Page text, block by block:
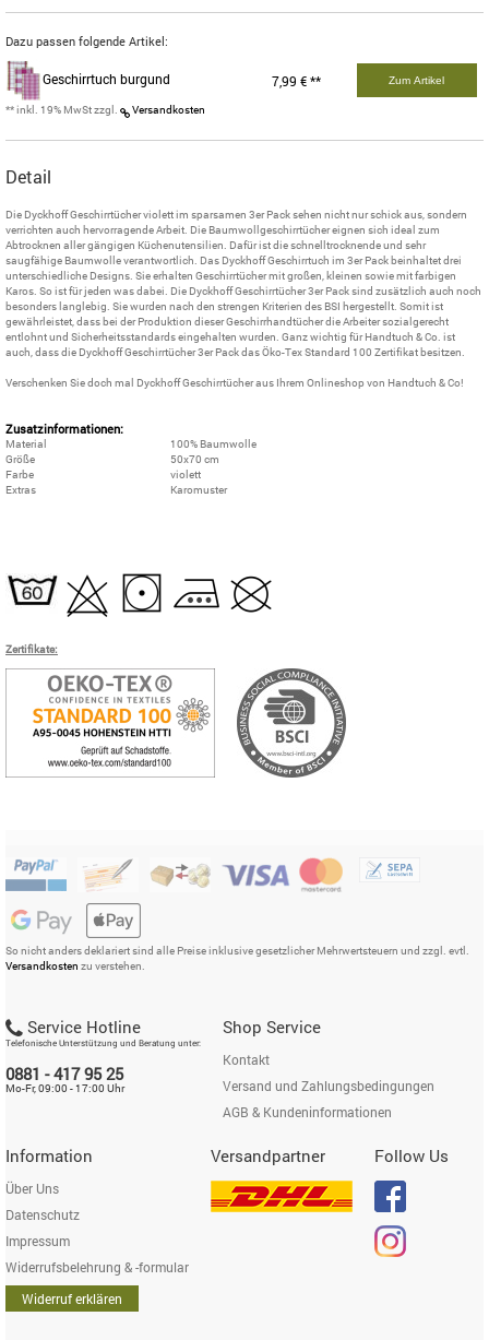
Dazu passen folgende Artikel:
Geschirrtuch burgund 7,99 € ** Zum Artikel
** inkl. 19% MwSt zzgl. Versandkosten
Detail
Die Dyckhoff Geschirrtücher violett im sparsamen 3er Pack sehen nicht nur schick aus, sondern
verrichten auch hervorragende Arbeit. Die Baumwollgeschirrtücher eignen sich ideal zum
Abtrocknen aller gängigen Küchenutensilien. Dafür ist die schnelltrocknende und sehr
saugfähige Baumwolle verantwortlich. Das Dyckhoff Geschirrtuch im 3er Pack beinhaltet drei
unterschiedliche Designs. Sie erhalten Geschirrtücher mit großen, kleinen sowie mit farbigen
Karos. So ist für jeden was dabei. Die Dyckhoff Geschirrtücher 3er Pack sind zusätzlich auch noch
besonders langlebig. Sie wurden nach den strengen Kriterien des BSI hergestellt. Somit ist
gewährleistet, dass bei der Produktion dieser Geschirrhandtücher die Arbeiter sozialgerecht
entlohnt und Sicherheitsstandards eingehalten wurden. Ganz wichtig für Handtuch & Co. ist
auch, dass die Dyckhoff Geschirrtücher 3er Pack das Öko-Tex Standard 100 Zertifikat besitzen.
Verschenken Sie doch mal Dyckhoff Geschirrtücher aus Ihrem Onlineshop von Handtuch & Co!
Zusatzinformationen:
Material
100% Baumwolle
Größe
50x70 cm
Farbe
violett
Extras
Karomuster
Zertifikate:
So nicht anders deklariert sind alle Preise inklusive gesetzlicher Mehrwertsteuern und zzgl. evtl.
Versandkosten zu verstehen.
Service Hotline
Telefonische Unterstützung und Beratung unter:
0881 - 417 95 25
Mo-Fr, 09:00 - 17:00 Uhr
Shop Service
Kontakt
Versand und Zahlungsbedingungen
AGB & Kundeninformationen
Information
Über Uns
Datenschutz
Impressum
Widerrufsbelehrung & -formular
Widerruf erklären
Versandpartner Follow Us